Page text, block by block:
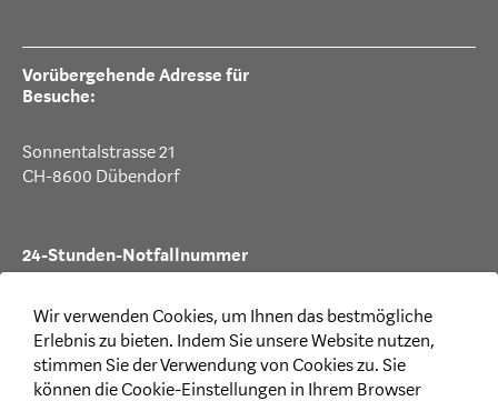
Vorübergehende Adresse für
Besuche:
Sonnentalstrasse 21
CH-8600 Dübendorf
24-Stunden-Notfallnummer
T +41 44 387 88 99
Rechtliches
Wir verwenden Cookies, um Ihnen das bestmögliche
Erlebnis zu bieten. Indem Sie unsere Website nutzen,
stimmen Sie der Verwendung von Cookies zu. Sie
können die Cookie-Einstellungen in Ihrem Browser